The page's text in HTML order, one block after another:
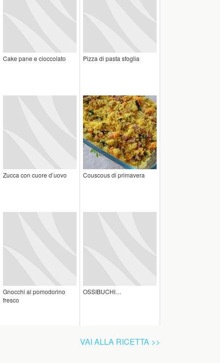
Cake pane e cioccolato Pizza di pasta sfoglia
Zucca con cuore d’uovo Couscous di primavera
Gnocchi al pomodorino
fresco
OSSIBUCHI…
VAI ALLA RICETTA >>